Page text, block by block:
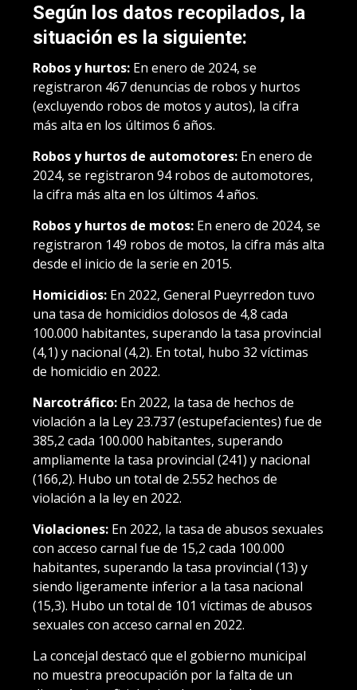
Según los datos recopilados, la
situación es la siguiente:
Robos y hurtos: En enero de 2024, se
registraron 467 denuncias de robos y hurtos
(excluyendo robos de motos y autos), la cifra
más alta en los últimos 6 años.
Robos y hurtos de automotores: En enero de
2024, se registraron 94 robos de automotores,
la cifra más alta en los últimos 4 años.
Robos y hurtos de motos: En enero de 2024, se
registraron 149 robos de motos, la cifra más alta
desde el inicio de la serie en 2015.
Homicidios: En 2022, General Pueyrredon tuvo
una tasa de homicidios dolosos de 4,8 cada
100.000 habitantes, superando la tasa provincial
(4,1) y nacional (4,2). En total, hubo 32 víctimas
de homicidio en 2022.
Narcotráfico: En 2022, la tasa de hechos de
violación a la Ley 23.737 (estupefacientes) fue de
385,2 cada 100.000 habitantes, superando
ampliamente la tasa provincial (241) y nacional
(166,2). Hubo un total de 2.552 hechos de
violación a la ley en 2022.
Violaciones: En 2022, la tasa de abusos sexuales
con acceso carnal fue de 15,2 cada 100.000
habitantes, superando la tasa provincial (13) y
siendo ligeramente inferior a la tasa nacional
(15,3). Hubo un total de 101 víctimas de abusos
sexuales con acceso carnal en 2022.
La concejal destacó que el gobierno municipal
no muestra preocupación por la falta de un